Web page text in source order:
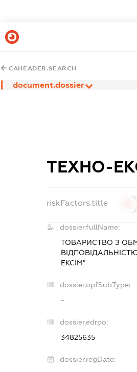
CAHEADER.SEARCH
document.dossier
ТЕХНО-
riskFactors.title
dossier.fullName:
ТОВАРИСТВО З
ЕКСІМ"
dossier.opfSubType:
-
dossier.edrpo:
34825635
dossier.regDate: